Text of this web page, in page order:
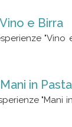
e Birra
"Vino
in Pasta
"Mani